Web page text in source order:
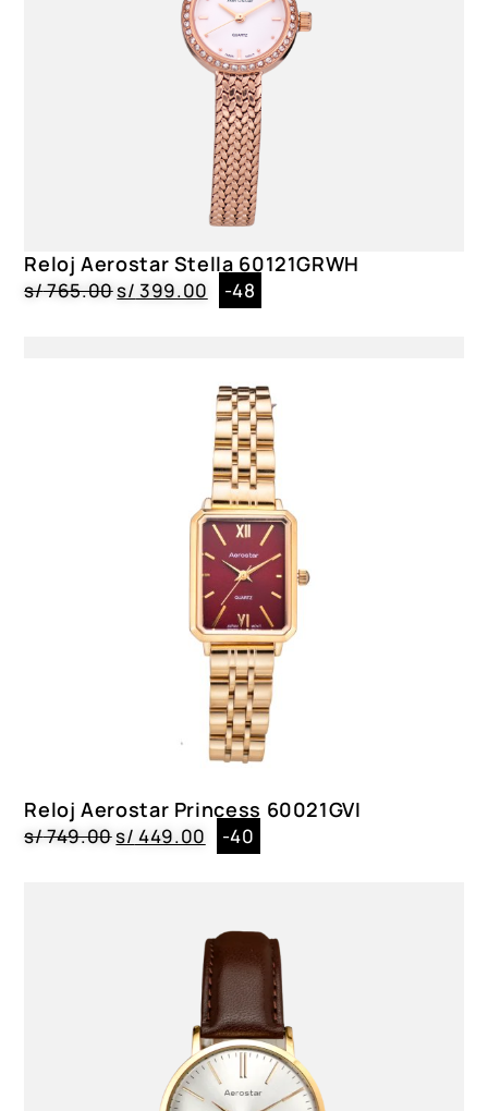
Reloj Aerostar Stella 60121GRWH
s/765.00s/ 399.00 -48
Reloj Aerostar Princess 60021GVI
s/749.00s/ 449.00 -40